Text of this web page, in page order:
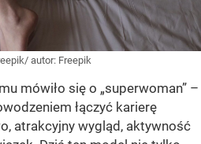
autor: Freepik
mówiło się o „superwoman” –
łączyć karierę
atrakcyjny wygląd, aktywność